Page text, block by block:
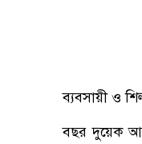
ব্যবসায়ী ও
বছর দুয়েক